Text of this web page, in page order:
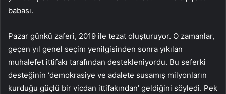
babası.
Pazar günkü zaferi, 2019 ile tezat oluşturuyor. O zamanlar,
geçen yıl genel seçim yenilgisinden sonra yıkılan
muhalefet ittifakı tarafından destekleniyordu. Bu seferki
desteğinin ‘demokrasiye ve adalete susamış milyonların
kurduğu güçlü bir vicdan ittifakından’ geldiğini söyledi. Pek